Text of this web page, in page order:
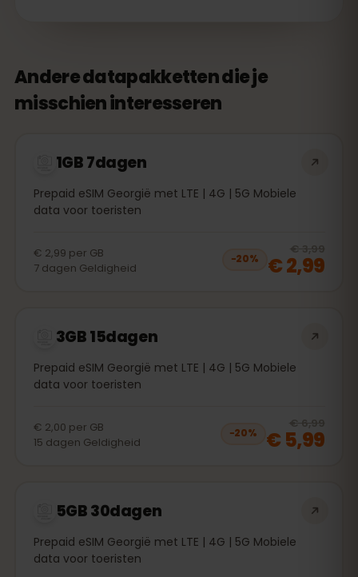
Andere datapakketten die je
misschien interesseren
1GB 7dagen
Prepaid eSIM Georgië met LTE | 4G | 5G Mobiele
data voor toeristen
€ 2,99 per GB
7 dagen Geldigheid
−20%
€ 3,99
€ 2,99
3GB 15dagen
Prepaid eSIM Georgië met LTE | 4G | 5G Mobiele
data voor toeristen
€ 2,00 per GB
15 dagen Geldigheid
−20%
€ 6,99
€ 5,99
5GB 30dagen
Prepaid eSIM Georgië met LTE | 4G | 5G Mobiele
data voor toeristen